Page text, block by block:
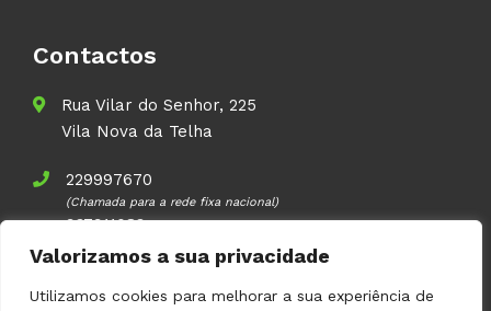
Valorizamos a sua privacidade
Utilizamos cookies para melhorar a sua experiência de
Contactos
Rua Vilar do Senhor, 225
Vila Nova da Telha
229997670
(Chamada para a rede fixa nacional)
937911083
(Chamada para a rede móvel nacional)
geral@volupal.pt